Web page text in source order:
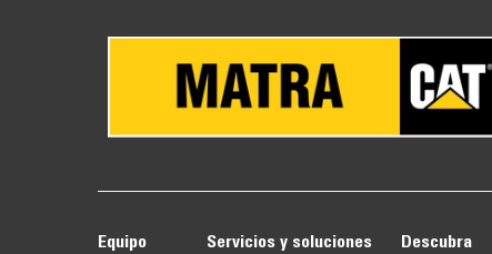
Equipo Servicios y soluciones Descubra